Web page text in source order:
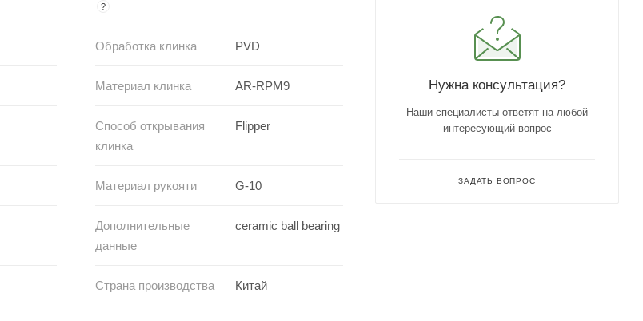
?
Обработка клинка PVD
Материал клинка AR-RPM9
Способ открывания
клинка
Flipper
Материал рукояти G-10
Дополнительные
данные
ceramic ball bearing
Страна производства Китай
Нужна консультация?
Наши специалисты ответят на любой
интересующий вопрос
ЗАДАТЬ ВОПРОС